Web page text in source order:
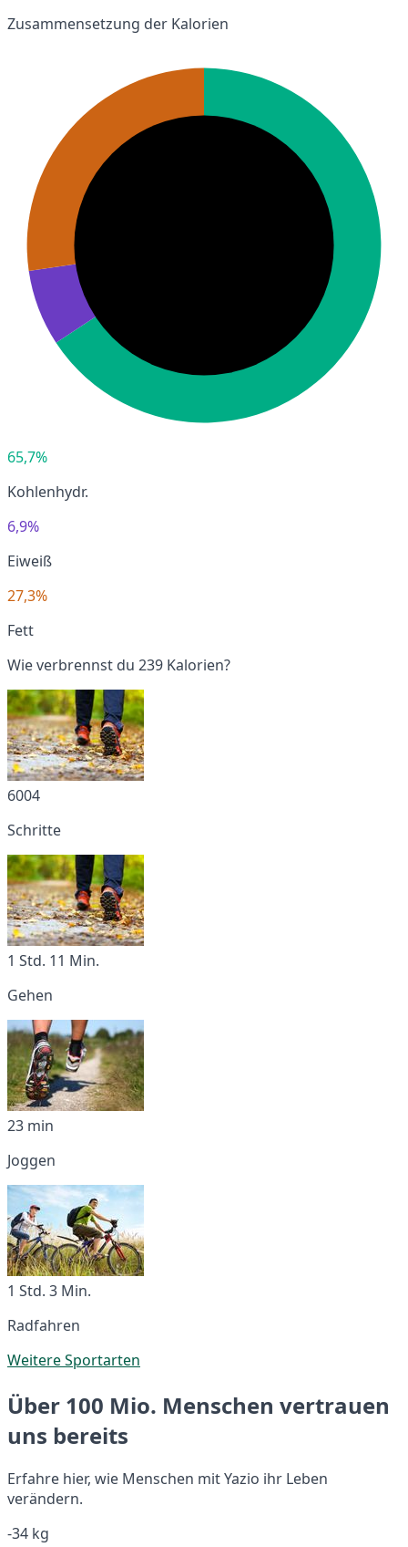
Zusammensetzung der Kalorien
65,7%
Kohlenhydr.
6,9%
Eiweiß
27,3%
Fett
Wie verbrennst du 239 Kalorien?
6004
Schritte
1 Std. 11 Min.
Gehen
23 min
Joggen
1 Std. 3 Min.
Radfahren
Weitere Sportarten
Über 100 Mio. Menschen vertrauen
uns bereits
Erfahre hier, wie Menschen mit Yazio ihr Leben
verändern.
-34 kg